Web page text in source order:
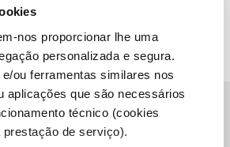
nos proporcionar lhe uma
personalizada e segura.
ou ferramentas similares nos
aplicações que são necessários
técnico (cookies
de serviço).
de julho